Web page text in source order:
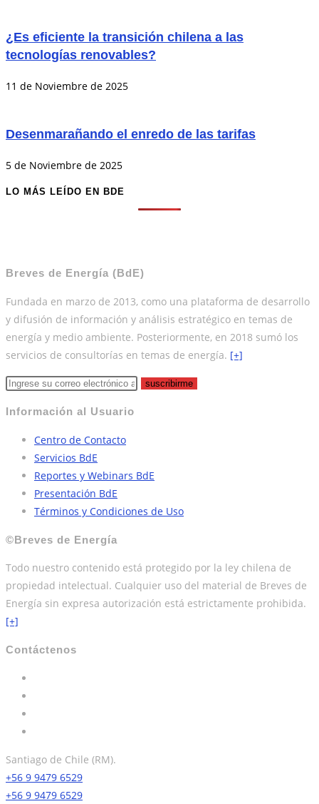
¿Es eficiente la transición chilena a las
tecnologías renovables?
11 de Noviembre de 2025
Desenmarañando el enredo de las tarifas
5 de Noviembre de 2025
LO MÁS LEÍDO EN BDE
Breves de Energía (BdE)
Fundada en marzo de 2013, como una plataforma de desarrollo
y difusión de información y análisis estratégico en temas de
energía y medio ambiente. Posteriormente, en 2018 sumó los
servicios de consultorías en temas de energía. [+]
suscribirme
Información al Usuario
Centro de Contacto
Servicios BdE
Reportes y Webinars BdE
Presentación BdE
Términos y Condiciones de Uso
©Breves de Energía
Todo nuestro contenido está protegido por la ley chilena de
propiedad intelectual. Cualquier uso del material de Breves de
Energía sin expresa autorización está estrictamente prohibida.
[+]
Contáctenos
Santiago de Chile (RM).
+56 9 9479 6529
+56 9 9479 6529